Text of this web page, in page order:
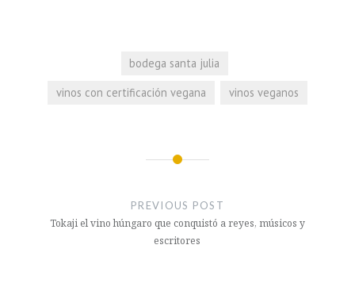
bodega santa julia
vinos con certificación vegana
vinos veganos
entradas
PREVIOUS POST
Tokaji el vino húngaro que conquistó a reyes, músicos y
escritores